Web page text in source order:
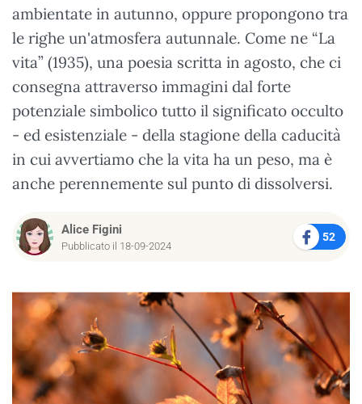
ambientate in autunno, oppure propongono tra
le righe un'atmosfera autunnale. Come ne “La
vita” (1935), una poesia scritta in agosto, che ci
consegna attraverso immagini dal forte
potenziale simbolico tutto il significato occulto
- ed esistenziale - della stagione della caducità
in cui avvertiamo che la vita ha un peso, ma è
anche perennemente sul punto di dissolversi.
Alice Figini
Pubblicato il 18-09-2024
52